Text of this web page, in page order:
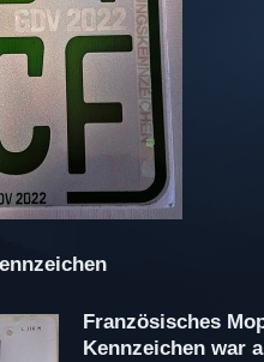
Französisches
Kennzeichen war